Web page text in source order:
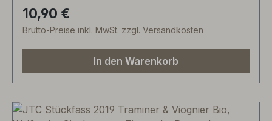
Schiesspulver, Mineralität++, trinkige Frische
und feinster Sortencharakter mit hohem
Anspruch!
Regulärer Preis:
10,90 €
Brutto-Preise inkl. MwSt. zzgl. Versandkosten
In den Warenkorb